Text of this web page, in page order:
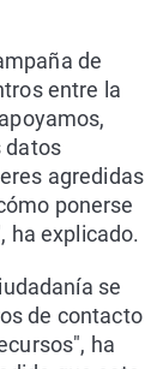
de
entre la
datos
agredidas
ponerse
ha explicado.
se
de contacto
ha